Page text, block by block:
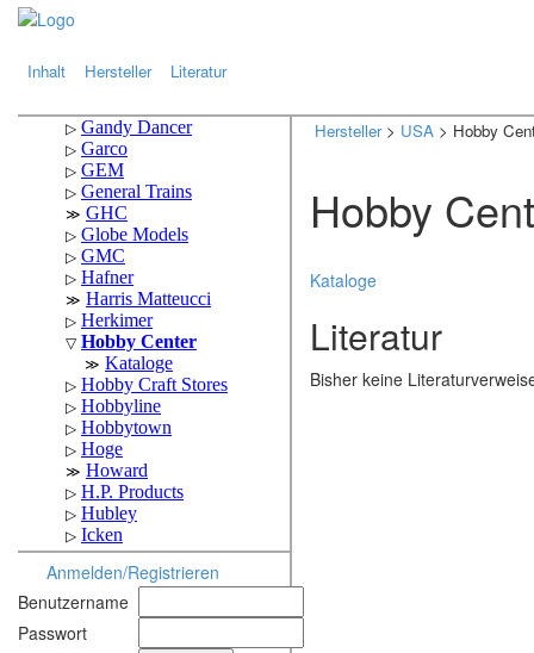
Inhalt Hersteller Literatur
Anmelden/Registrieren
Benutzername
Passwort
Hersteller> USA > Hobby
Hobby
Kataloge
Literatur
Bisher keine